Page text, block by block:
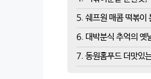
5. 쉐프원 매콤 떡볶이
6. 대박분식 추억의
7. 동원홈푸드 더맛있